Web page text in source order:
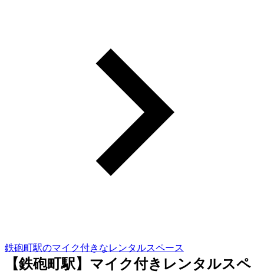
鉄砲町駅のマイク付きなレンタルスペース
【鉄砲町駅】マイク付きレンタルスペ